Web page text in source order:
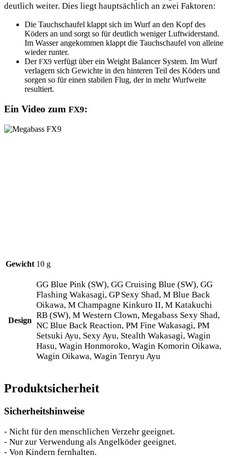
deut­lich wei­ter. Dies liegt haupt­säch­lich an zwei Faktoren:
Die Tauch­schau­fel klappt sich im Wurf an den Kopf des
Köders an und sorgt so für deut­lich weni­ger Luft­wi­der­stand.
Im Was­ser ange­kom­men klappt die Tauch­schau­fel von allei­ne
wie­der runter.
DerFX9 ver­fügt über ein Weight Balan­cer Sys­tem. Im Wurf
ver­la­gern sich Gewich­te in den hin­te­ren Teil des Köders und
sor­gen so für einen sta­bi­len Flug, der in mehr Wurf­wei­te
resultiert.
Ein Video zum FX9:
Gewicht 10 g
Design
GG Blue Pink (SW), GG Cruising Blue (SW), GG
Flashing Wakasagi, GP Sexy Shad, M Blue Back
Oikawa, M Champagne Kinkuro II, M Katakuchi
RB (SW), M Western Clown, Megabass Sexy Shad,
NC Blue Back Reaction, PM Fine Wakasagi, PM
Setsuki Ayu, Sexy Ayu, Stealth Wakasagi, Wagin
Hasu, Wagin Honmoroko, Wagin Komorin Oikawa,
Wagin Oikawa, Wagin Tenryu Ayu
Produktsicherheit
Sicherheitshinweise
- Nicht für den menschlichen Verzehr geeignet.
- Nur zur Verwendung als Angelköder geeignet.
- Von Kindern fernhalten.